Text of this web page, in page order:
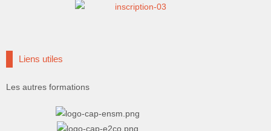
Liens utiles
Les autres formations